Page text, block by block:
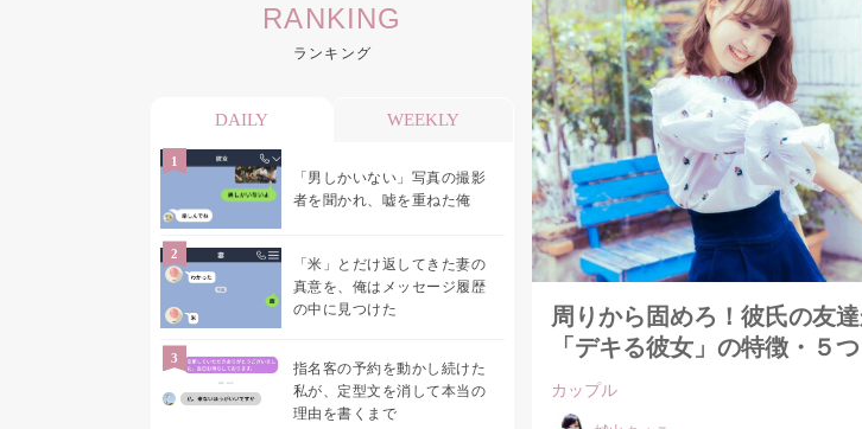
トレンド ワード
長続き
RANKING
ランキング
DAILY WEEKLY
「男しかいない」写真の撮影
者を聞かれ、嘘を重ねた俺
「米」とだけ返してきた妻の
真意を、俺はメッセージ履歴
の中に見つけた
指名客の予約を動かし続けた
私が、定型文を消して本当の
理由を書くまで
周りから固めろ！彼氏の友
「デキる彼女」の特徴・５つ
カップル